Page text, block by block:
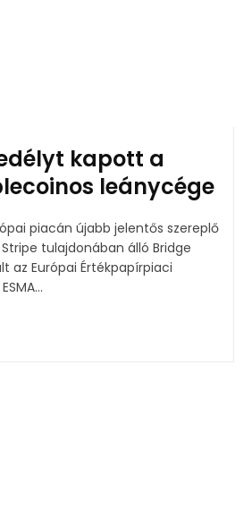
kapott a
leánycége
piacán újabb jelentős szereplő
tulajdonában álló Bridge
az Európai Értékpapírpiaci